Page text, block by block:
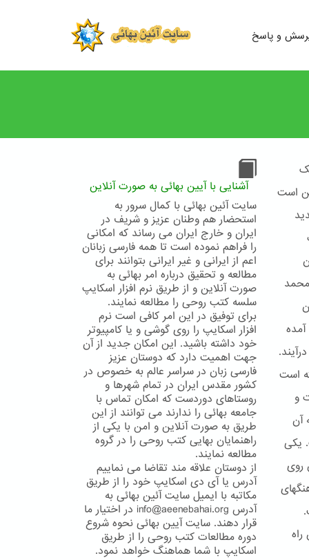
و پاسخ
است
است
و
آن
یکی
روی
و فرهنگهای
آشنایی با آیین بهائی به صورت آنلاین
سایت آئین بهائی با کمال سرور به
استحضار هم وطنان عزیز و شریف در
ایران و خارج ایران می رساند که امکانی
را فراهم نموده است تا همه فارسی زبانان
اعم از ایرانی و غیر ایرانی بتوانند برای
مطالعه و تحقیق درباره امر بهائی به
صورت آنلاین و از طریق نرم افزار اسکایپ
سلسه کتب روحی را مطالعه نمایند.
برای توفیق در این امر کافی است نرم
افزار اسکایپ را روی گوشی و یا کامپیوتر
خود داشته باشید. این امکان جدید از آن
جهت اهمیت دارد که دوستان عزیز
فارسی زبان در سراسر عالم به خصوص در
کشور مقدس ایران در تمام شهرها و
روستاهای دوردست که امکان تماس با
جامعه بهائی را ندارند می توانند از این
طریق به صورت آنلاین و امن با یکی از
راهنمایان بهایی کتب روحی را در گروه
مطالعه نمایند.
از دوستان علاقه مند تقاضا می نماییم
آدرس یا آی دی اسکایپ خود را از طریق
مکاتبه با ایمیل سایت آئین بهائی به
آدرس info@aeenebahai.org در اختیار ما
قرار دهند. سایت آیین بهائی نحوه شروع
دوره مطالعات کتب روحی را از طریق
اسکایپ با شما هماهنگ خواهد نمود.